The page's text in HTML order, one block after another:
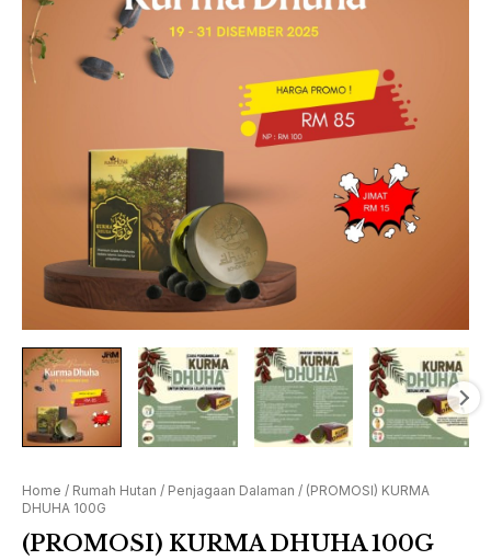
Home / Rumah Hutan / Penjagaan Dalaman / (PROMOSI) KURMA
DHUHA 100G
(PROMOSI) KURMA DHUHA 100G